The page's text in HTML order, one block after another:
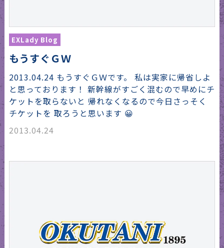
EXLady Blog
もうすぐＧＷ
2013.04.24 もうすぐＧＷです。 私は実家に帰省しよ
と思っております！ 新幹線がすごく混むので早めにチ
ケットを取らないと 帰れなくなるので今日さっそく
チケットを 取ろうと思います 😀
2013.04.24